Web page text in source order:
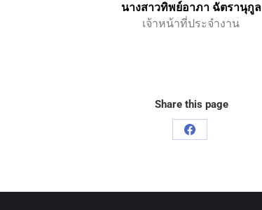
นางสาวทิพย์อาภา ฉัตรานุกูล
เจ้าหน้าที่ประจำงาน
Share this page